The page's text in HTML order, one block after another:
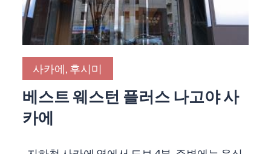
사카에, 후시미
베스트 웨스턴 플러스 나고야 사
카에